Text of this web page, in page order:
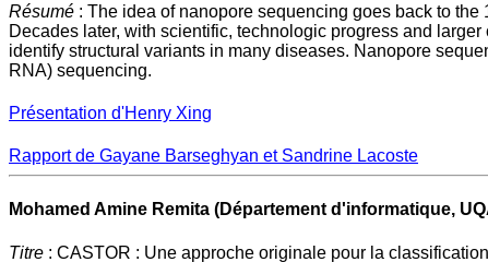
Résumé : The idea of nanopore sequencing goes back to
Decades later, with scientific, technologic progress and
identify structural variants in many diseases. Nanopore
RNA) sequencing.
Présentation d'Henry Xing
Rapport de Gayane Barseghyan et Sandrine Lacoste
Mohamed Amine Remita (Département d'informatique,
Titre : CASTOR : Une approche originale pour la